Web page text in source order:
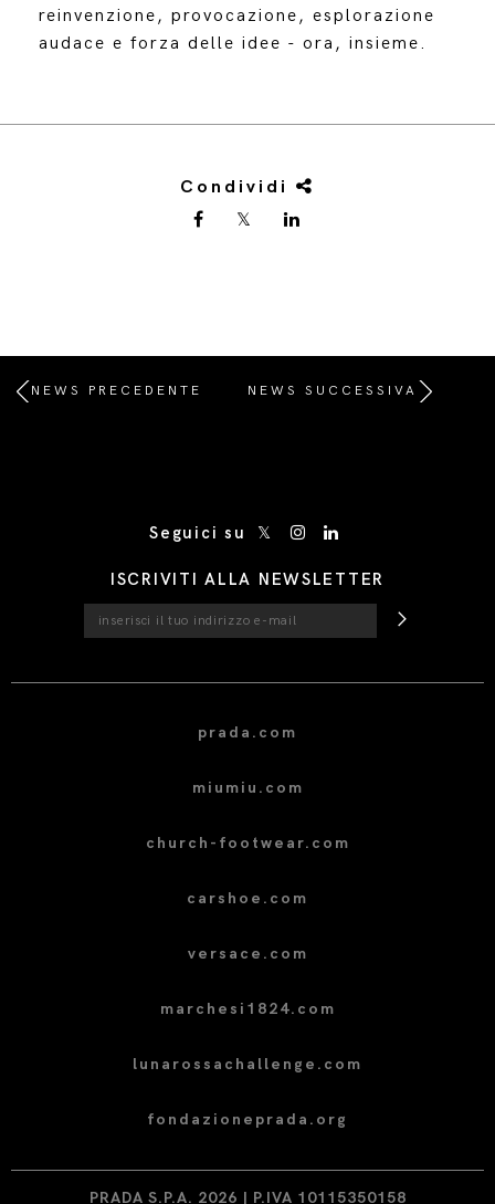
reinvenzione, provocazione, esplorazione
audace e forza delle idee - ora, insieme.
Condividi
NEWS PRECEDENTE NEWS SUCCESSIVA
Seguici su
ISCRIVITI ALLA NEWSLETTER
prada.com
miumiu.com
church-footwear.com
carshoe.com
versace.com
marchesi1824.com
lunarossachallenge.com
fondazioneprada.org
PRADA S.P.A. 2026 | P.IVA 10115350158